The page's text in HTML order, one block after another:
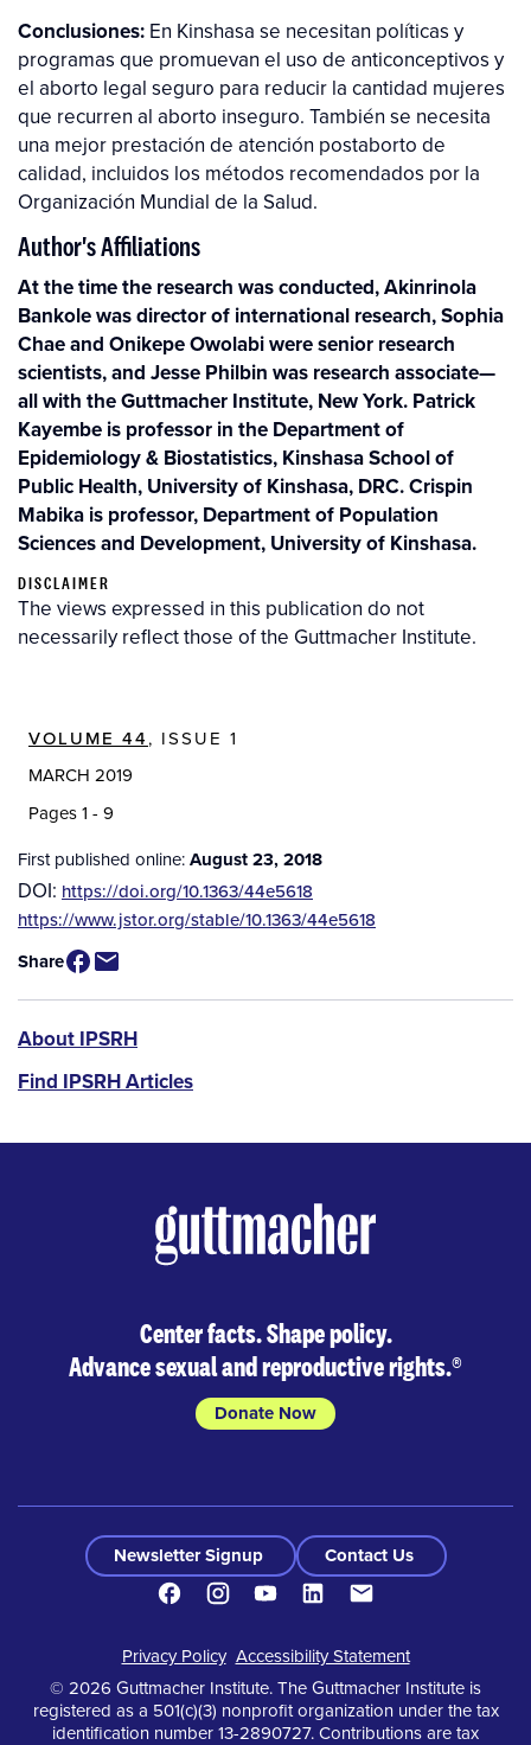
Conclusiones: En Kinshasa se necesitan políticas y
programas que promuevan el uso de anticonceptivos y
el aborto legal seguro para reducir la cantidad mujeres
que recurren al aborto inseguro. También se necesita
una mejor prestación de atención postaborto de
calidad, incluidos los métodos recomendados por la
Organización Mundial de la Salud.
Author's Affiliations
At the time the research was conducted, Akinrinola
Bankole was director of international research, Sophia
Chae and Onikepe Owolabi were senior research
scientists, and Jesse Philbin was research associate—
all with the Guttmacher Institute, New York. Patrick
Kayembe is professor in the Department of
Epidemiology & Biostatistics, Kinshasa School of
Public Health, University of Kinshasa, DRC. Crispin
Mabika is professor, Department of Population
Sciences and Development, University of Kinshasa.
DISCLAIMER
The views expressed in this publication do not
necessarily reflect those of the Guttmacher Institute.
VOLUME 44, ISSUE 1
MARCH 2019
Pages 1 - 9
First published online:August 23, 2018
DOI: https://doi.org/10.1363/44e5618
Source
Available
for
Purchase
https://www.jstor.org/stable/10.1363/44e5618
Share
IPSRH
About IPSRH
Find IPSRH Articles
Center facts. Shape policy.
Advance sexual and reproductive rights.®
Donate Now
Newsletter Signup
Contact Us
FacebookInstagramYoutubeLinkedIn
Footer
Privacy Policy Accessibility Statement
© 2026 Guttmacher Institute. The Guttmacher Institute is
registered as a 501(c)(3) nonprofit organization under the tax
identification number 13-2890727. Contributions are tax